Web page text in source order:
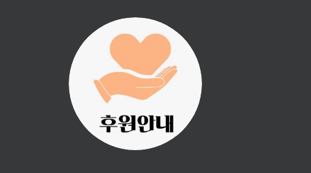
진리횃불 사역은
여러분의 후원으
로 이루어집니다.